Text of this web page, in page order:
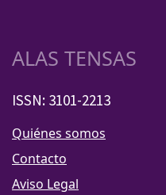
ALAS TENSAS
ISSN: 3101-2213
Quiénes somos
Contacto
Aviso Legal